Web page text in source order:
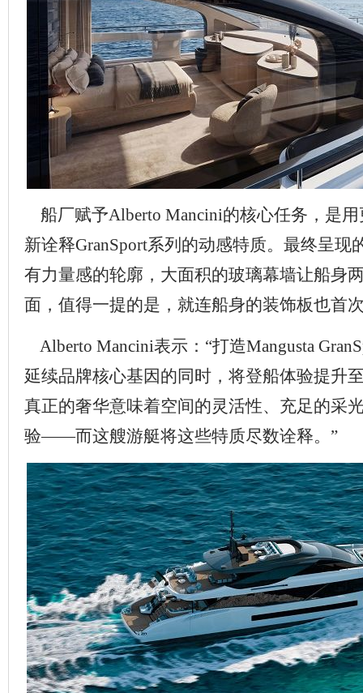
船厂赋予Alberto Mancini的核心任务，是
新诠释GranSport系列的动感特质。最终呈现
有力量感的轮廓，大面积的玻璃幕墙让船身
面，值得一提的是，就连船身的装饰板也首
Alberto Mancini表示：“打造Mangusta
延续品牌核心基因的同时，将登船体验提升
真正的奢华意味着空间的灵活性、充足的采
验——而这艘游艇将这些特质尽数诠释。”